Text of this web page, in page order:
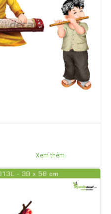
Xem thêm